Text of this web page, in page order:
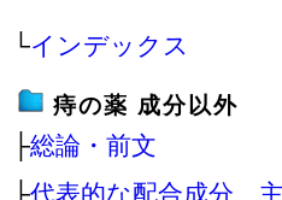
└インデックス
痔の薬 成分以外
├総論・前文
├代表的な配合成分、